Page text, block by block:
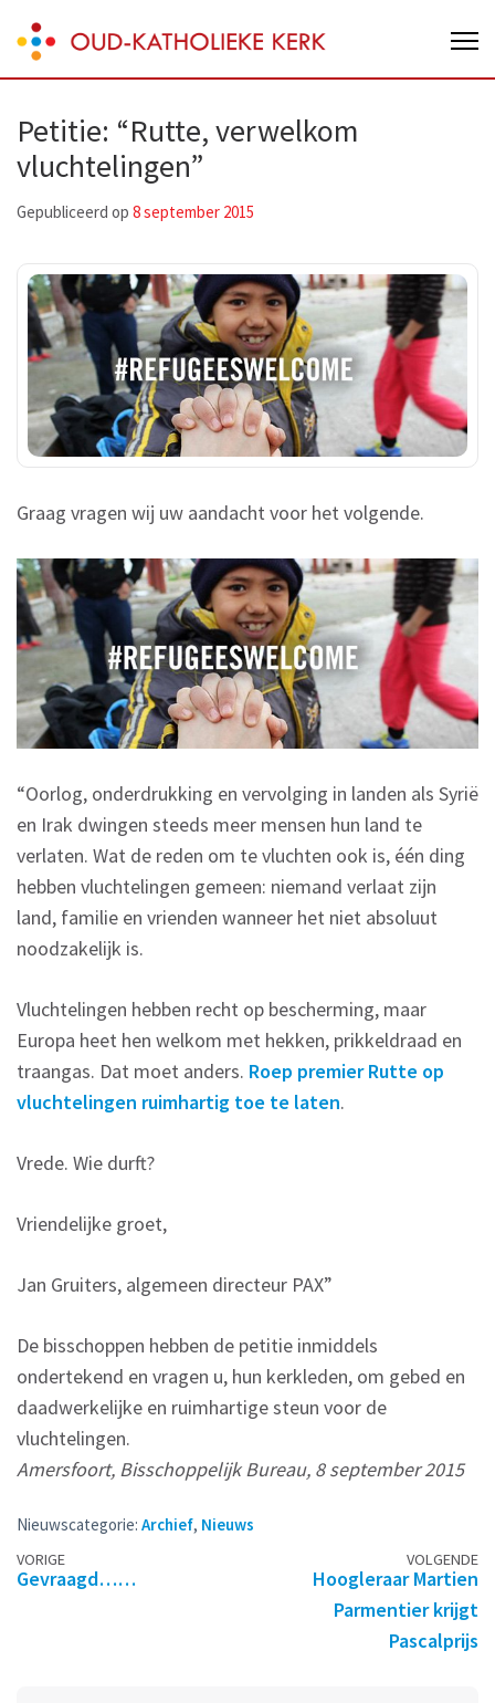
to
content
Enter)
Oud-Katholieke Kerk van Nederland
Petitie: “Rutte, verwelkom
vluchtelingen”
Gepubliceerd op 8 september 2015
Graag vragen wij uw aandacht voor het volgende.
“Oorlog, onderdrukking en vervolging in landen als Syrië
en Irak dwingen steeds meer mensen hun land te
verlaten. Wat de reden om te vluchten ook is, één ding
hebben vluchtelingen gemeen: niemand verlaat zijn
land, familie en vrienden wanneer het niet absoluut
noodzakelijk is.
Vluchtelingen hebben recht op bescherming, maar
Europa heet hen welkom met hekken, prikkeldraad en
traangas. Dat moet anders. Roep premier Rutte op
vluchtelingen ruimhartig toe te laten.
Vrede. Wie durft?
Vriendelijke groet,
Jan Gruiters, algemeen directeur PAX”
De bisschoppen hebben de petitie inmiddels
ondertekend en vragen u, hun kerkleden, om gebed en
daadwerkelijke en ruimhartige steun voor de
vluchtelingen.
Amersfoort, Bisschoppelijk Bureau, 8 september 2015
Nieuwscategorie: Archief, Nieuws
Berichtennavigatie
VORIGE
Gevraagd……
VOLGENDE
Hoogleraar Martien
Parmentier krijgt
Pascalprijs